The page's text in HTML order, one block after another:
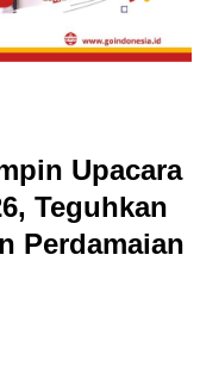
Upacara
Teguhkan
Perdamaian